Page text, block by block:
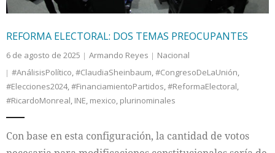
REFORMA ELECTORAL: DOS TEMAS PREOCUPANTES
6 de agosto de 2025 Armando Reyes
Nacional
#AnálisisPolítico,#ClaudiaSheinbaum,#CongresoDeLaUnión,
#Elecciones2024,#FinanciamientoPartidos,#ReformaElectoral,
#RicardoMonreal, INE, mexico, plurinominales
Con base en esta configuración, la cantidad de votos